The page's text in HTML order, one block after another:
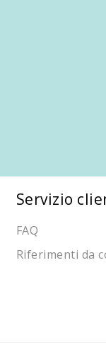
Servizio
FAQ
Riferimenti da